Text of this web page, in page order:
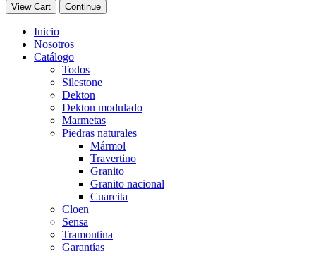
View Cart Continue
Inicio
Nosotros
Catálogo
Todos
Silestone
Dekton
Dekton modulado
Marmetas
Piedras naturales
Mármol
Travertino
Granito
Granito nacional
Cuarcita
Cloen
Sensa
Tramontina
Garantías